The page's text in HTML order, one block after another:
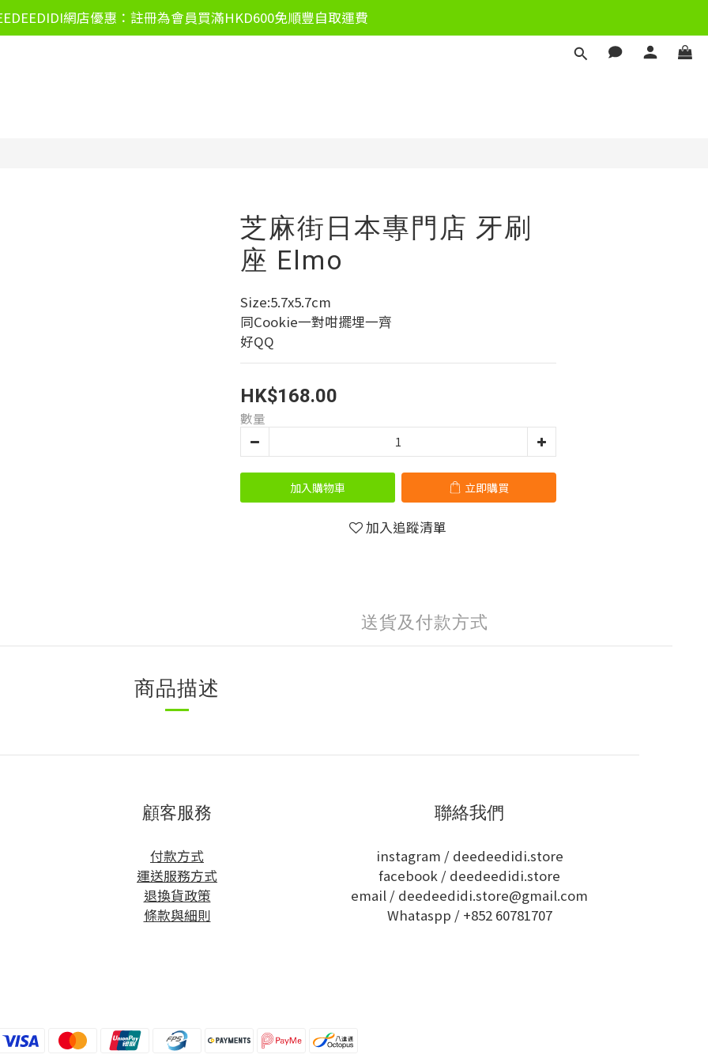
網店優惠：註冊為會員買滿HKD600免順豐自取運費
芝麻街日本專門店 牙刷
座 Elmo
Size:5.7x5.7cm
同Cookie一對咁擺埋一齊
好QQ
HK$168.00
數量
加入購物車 立即購買
加入追蹤清單
送貨及付款方式
商品描述
立即購買
顧客服務
付款方式
運送服務方式
退換貨政策
條款與細則
聯絡我們
instagram / deedeedidi.store
facebook / deedeedidi.store
email / deedeedidi.store@gmail.com
Whataspp / +852 60781707